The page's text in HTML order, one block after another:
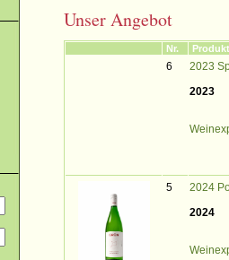
Unser Angebot
Nr.
6
2023
2023
5
2024
2024